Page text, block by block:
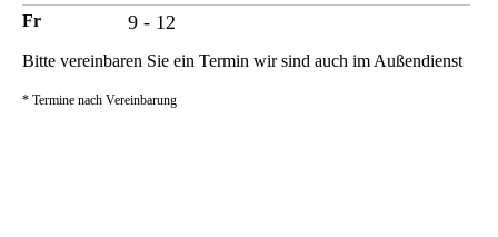
Fr
9 - 12
Bitte vereinbaren Sie ein Termin wir sind auch im Außendienst
* Termine nach Vereinbarung